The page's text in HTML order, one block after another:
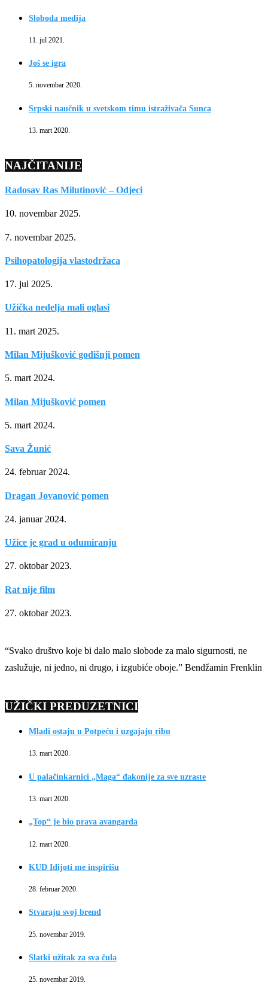
Sloboda medija
11. jul 2021.
Još se igra
5. novembar 2020.
Srpski naučnik u svetskom timu istraživača Sunca
13. mart 2020.
NAJČITANIJE
Radosav Ras Milutinović – Odjeci
10. novembar 2025.
7. novembar 2025.
Psihopatologija vlastodržaca
17. jul 2025.
Užička nedelja mali oglasi
11. mart 2025.
Milan Mijušković godišnji pomen
5. mart 2024.
Milan Mijušković pomen
5. mart 2024.
Sava Žunić
24. februar 2024.
Dragan Jovanović pomen
24. januar 2024.
Užice je grad u odumiranju
27. oktobar 2023.
Rat nije film
27. oktobar 2023.
“Svako društvo koje bi dalo malo slobode za malo sigurnosti, ne
zaslužuje, ni jedno, ni drugo, i izgubiće oboje.” Bendžamin Frenklin
UŽIČKI PREDUZETNICI
Mladi ostaju u Potpeću i uzgajaju ribu
13. mart 2020.
U palačinkarnici „Maga“ đakonije za sve uzraste
13. mart 2020.
„Top“ je bio prava avangarda
12. mart 2020.
KUD Idijoti me inspirišu
28. februar 2020.
Stvaraju svoj brend
25. novembar 2019.
Slatki užitak za sva čula
25. novembar 2019.